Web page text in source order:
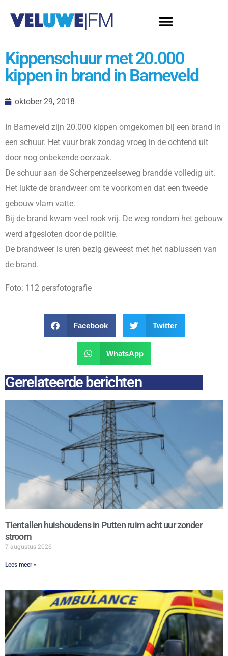
Kippenschuur met 20.000
kippen in brand in Barneveld
oktober 29, 2018
In Barneveld zijn 20.000 kippen omgekomen bij een brand in
een schuur. Het vuur brak zondag vroeg in de ochtend uit
door nog onbekende oorzaak.
De schuur aan de Scherpenzeelseweg brandde volledig uit.
Het lukte de brandweer om te voorkomen dat een tweede
gebouw vlam vatte.
Bij de brand kwam veel rook vrij. De weg rondom het gebouw
werd afgesloten door de politie.
De brandweer is uren bezig geweest met het nablussen van
de brand.
Foto: 112 persfotografie
Facebook Twitter
WhatsApp
Gerelateerde berichten
Tientallen huishoudens in Putten ruim acht uur zonder
stroom
7 augustus 2026
Lees meer »